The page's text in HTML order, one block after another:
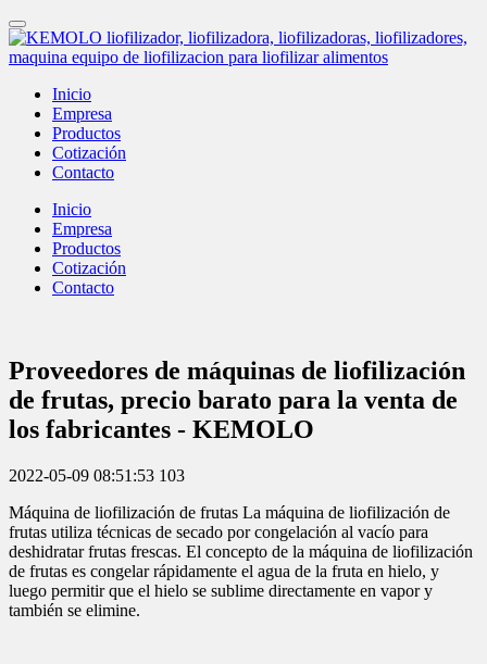
Inicio
Empresa
Productos
Cotización
Contacto
Inicio
Empresa
Productos
Cotización
Contacto
Proveedores de máquinas de liofilización
de frutas, precio barato para la venta de
los fabricantes - KEMOLO
2022-05-09 08:51:53 103
Máquina de liofilización de frutas La máquina de liofilización de
frutas utiliza técnicas de secado por congelación al vacío para
deshidratar frutas frescas. El concepto de la máquina de liofilización
de frutas es congelar rápidamente el agua de la fruta en hielo, y
luego permitir que el hielo se sublime directamente en vapor y
también se elimine.